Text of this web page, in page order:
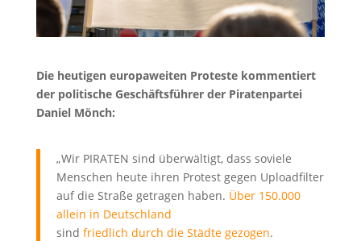
Die heutigen europaweiten Proteste kommentiert
der politische Geschäftsführer der Piratenpartei
Daniel Mönch:
„Wir PIRATEN sind überwältigt, dass soviele
Menschen heute ihren Protest gegen Uploadfilter
auf die Straße getragen haben. Über 150.000
allein in Deutschland
sind friedlich durch die Städte gezogen.